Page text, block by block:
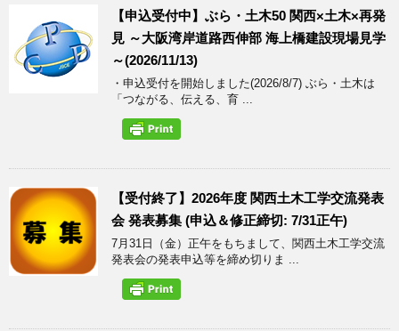
【申込受付中】ぶら・土木50 関西×土木×再発
見 ～大阪湾岸道路西伸部 海上橋建設現場見学
～(2026/11/13)
・申込受付を開始しました(2026/8/7) ぶら・土木は
「つながる、伝える、育 ...
【受付終了】2026年度 関西土木工学交流発表
会 発表募集 (申込＆修正締切: 7/31正午)
7月31日（金）正午をもちまして、関西土木工学交流
発表会の発表申込等を締め切りま ...